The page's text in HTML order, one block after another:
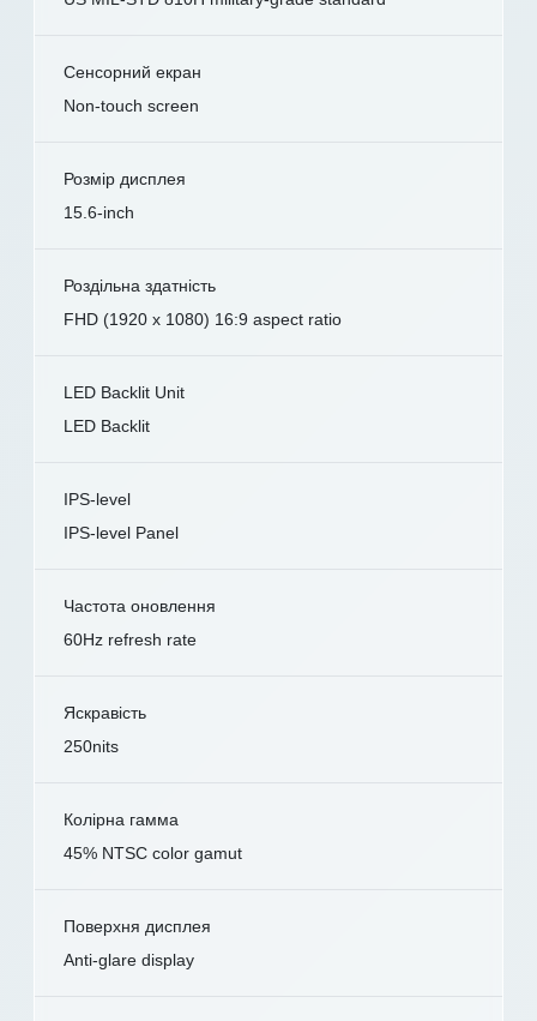
Сенсорний екран
Non-touch screen
Розмір дисплея
15.6-inch
Роздільна здатність
FHD (1920 x 1080) 16:9 aspect ratio
LED Backlit Unit
LED Backlit
IPS-level
IPS-level Panel
Частота оновлення
60Hz refresh rate
Яскравість
250nits
Колірна гамма
45% NTSC color gamut
Поверхня дисплея
Anti-glare display